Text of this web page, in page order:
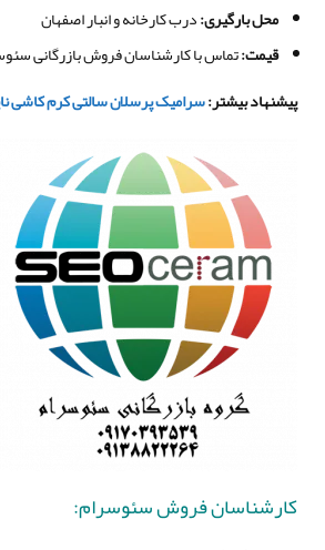
محل بارگیری:درب کارخانه و انبار اصفهان
قیمت:تماس با کارشناسان فروش بازرگانی
پیشنهاد بیشتر:سرامیک پرسلان سالتی کرم کاشی نایین
کارشناسان فروش سئوسرام: